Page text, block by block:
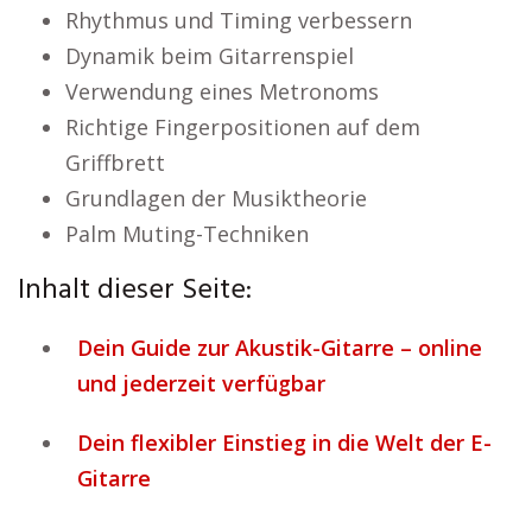
Rhythmus und Timing verbessern
Dynamik beim Gitarrenspiel
Verwendung eines Metronoms
Richtige Fingerpositionen auf dem
Griffbrett
Grundlagen der Musiktheorie
Palm Muting-Techniken
Inhalt dieser Seite:
Dein Guide zur Akustik-Gitarre – online
und jederzeit verfügbar
Dein flexibler Einstieg in die Welt der E-
Gitarre